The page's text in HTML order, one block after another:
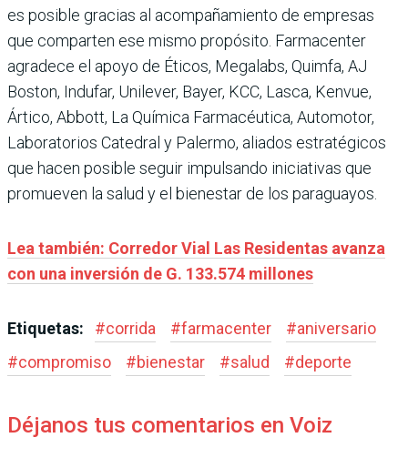
es posible gracias al acompañamiento de empresas
que comparten ese mismo propósito. Farmacenter
agradece el apoyo de Éticos, Megalabs, Quimfa, AJ
Boston, Indufar, Unilever, Bayer, KCC, Lasca, Kenvue,
Ártico, Abbott, La Química Farmacéutica, Automotor,
Laboratorios Catedral y Palermo, aliados estratégicos
que hacen posible seguir impulsando iniciativas que
promueven la salud y el bienestar de los paraguayos.
Lea también: Corredor Vial Las Residentas avanza
con una inversión de G. 133.574 millones
Etiquetas: #corrida #farmacenter #aniversario
#compromiso #bienestar #salud #deporte
Déjanos tus comentarios en Voiz